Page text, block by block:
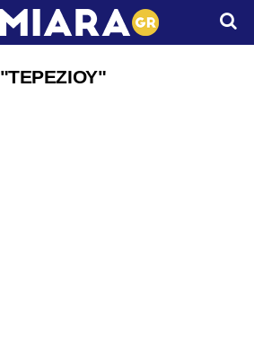
"ΤΕΡΕΖΙΟΥ"